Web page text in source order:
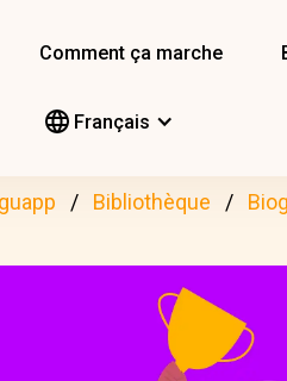
Comment ça marche
Français
Bibliothèque